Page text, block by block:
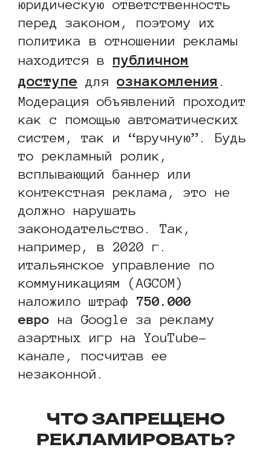
юридическую ответственность
перед законом, поэтому их
политика в отношении рекламы
находится в публичном
доступе для ознакомления .
Модерация объявлений проходит
как с помощью автоматических
систем, так и “вручную”. Будь
то рекламный ролик,
всплывающий баннер или
контекстная реклама, это не
должно нарушать
законодательство. Так,
например, в 2020 г.
итальянское управление по
коммуникациям (AGCOM)
наложило штраф 750.000
евро на Google за рекламу
азартных игр на YouTube-
канале, посчитав ее
незаконной.
ЧТО ЗАПРЕЩЕНО
РЕКЛАМИРОВАТЬ?